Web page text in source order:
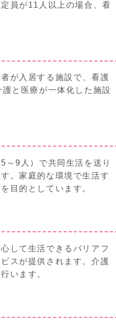
員が11人以上の場合、看
が入居する施設で、看護
と医療が一体化した施設
～9人）で共同生活を送り
。家庭的な環境で生活す
目的としています。​
して生活できるバリアフ
スが提供されます。介護
います。